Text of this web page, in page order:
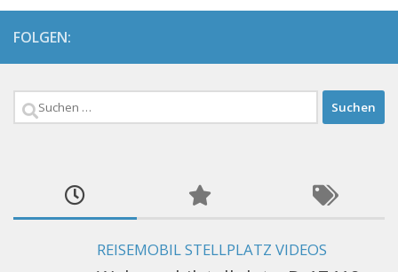
FOLGEN:
Suchen
REISEMOBIL STELLPLATZ VIDEOS